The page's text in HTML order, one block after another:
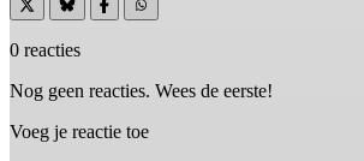
0 reacties
Nog geen reacties. Wees de eerste!
Voeg je reactie toe